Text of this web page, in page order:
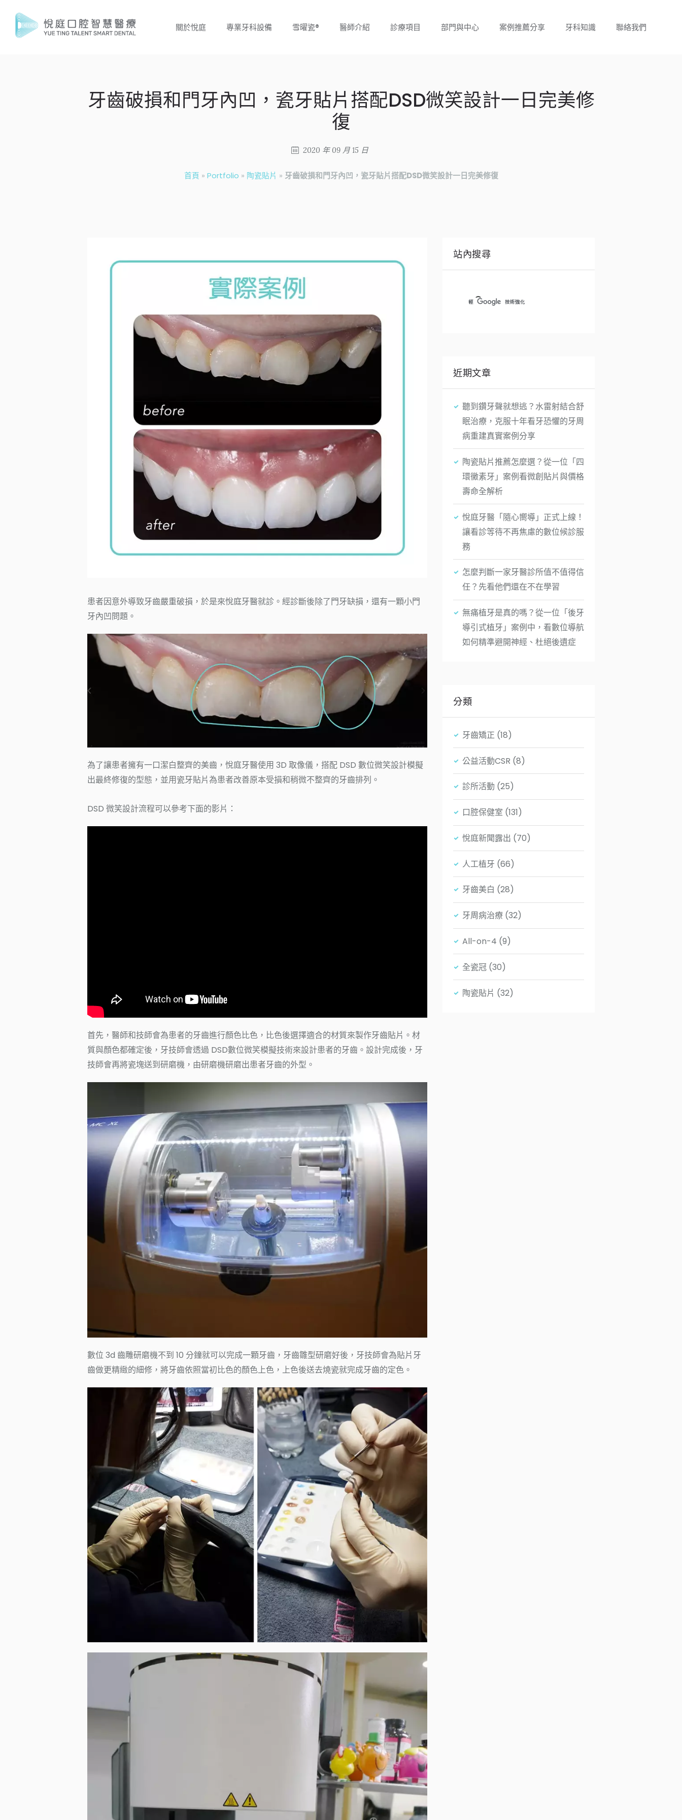
關於悅庭 專業牙科設備 雪曜瓷® 醫師介紹 診療項目 部門與中心 案例推薦分享 牙科知識 聯絡我們
牙齒破損和門牙內凹，瓷牙貼片搭配DSD微笑設計一日完美修
復
2020 年 09 月 15 日
首頁 » Portfolio » 陶瓷貼片 » 牙齒破損和門牙內凹，瓷牙貼片搭配DSD微笑設計一日完美修復
患者因意外導致牙齒嚴重破損，於是來悅庭牙醫就診。經診斷後除了門牙缺損，還有一顆小門
牙內凹問題。
為了讓患者擁有一口潔白整齊的美齒，悅庭牙醫使用 3D 取像儀，搭配 DSD 數位微笑設計模擬
出最終修復的型態，並用瓷牙貼片為患者改善原本受損和稍微不整齊的牙齒排列。
DSD 微笑設計流程可以參考下面的影片：
首先，醫師和技師會為患者的牙齒進行顏色比色，比色後選擇適合的材質來製作牙齒貼片。材
質與顏色都確定後，牙技師會透過 DSD數位微笑模擬技術來設計患者的牙齒。設計完成後，牙
技師會再將瓷塊送到研磨機，由研磨機研磨出患者牙齒的外型。
數位 3d 齒雕研磨機不到 10 分鐘就可以完成一顆牙齒，牙齒雛型研磨好後，牙技師會為貼片牙
齒做更精緻的細修，將牙齒依照當初比色的顏色上色，上色後送去燒瓷就完成牙齒的定色。
站內搜尋
近期文章
聽到鑽牙聲就想逃？水雷射結合舒
眠治療，克服十年看牙恐懼的牙周
病重建真實案例分享
陶瓷貼片推薦怎麼選？從一位「四
環黴素牙」案例看微創貼片與價格
壽命全解析
悅庭牙醫「隨心嚮導」正式上線！
讓看診等待不再焦慮的數位候診服
務
怎麼判斷一家牙醫診所值不值得信
任？先看他們還在不在學習
無痛植牙是真的嗎？從一位「後牙
導引式植牙」案例中，看數位導航
如何精準避開神經、杜絕後遺症
分類
牙齒矯正(18)
公益活動CSR (8)
診所活動 (25)
口腔保健室 (131)
悅庭新聞露出 (70)
人工植牙 (66)
牙齒美白 (28)
牙周病治療(32)
All-on-4 (9)
全瓷冠(30)
陶瓷貼片 (32)